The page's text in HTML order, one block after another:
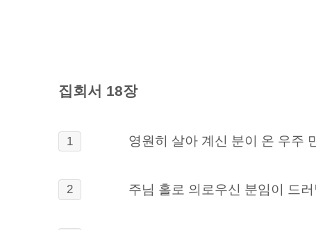
집회서 18장
1 영원히 살아 계신 분이 온 우주
2 주님 홀로 의로우신 분임이 드